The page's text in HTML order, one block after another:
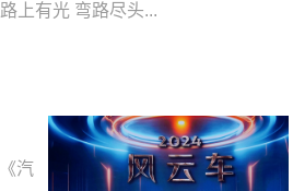
团圆时刻，奇瑞用心送你回家。 和奇瑞一起过弯得福 家的温暖一直都在 团圆路上有光 弯路尽头...
汽